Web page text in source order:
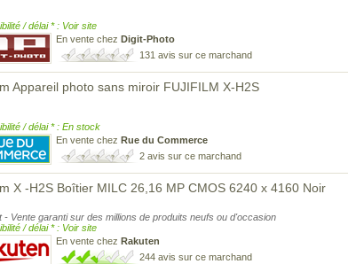
/ délai * : Voir site
En vente chez Digit-Photo
131 avis sur ce marchand
Appareil photo sans miroir FUJIFILM X-H2S
/ délai * : En stock
En vente chez Rue du Commerce
2 avis sur ce marchand
X -H2S Boîtier MILC 26,16 MP CMOS 6240 x 4160 Noir
- Vente garanti sur des millions de produits neufs ou d'occasion
/ délai * : Voir site
En vente chez Rakuten
244 avis sur ce marchand